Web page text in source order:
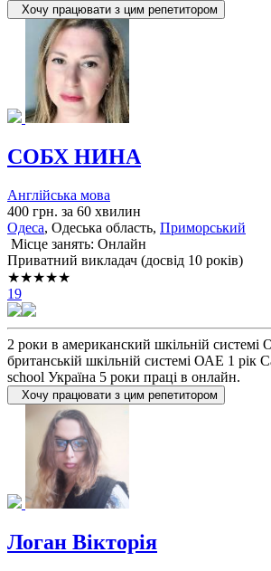
Хочу працювати з цим репетитором
СОБХ НИНА
Англійська мова
400 грн. за 60 хвилин
Одеса, Одеська область, Приморський
Місце занять: Онлайн
Приватний викладач (досвід 10 років)
★★★★★
19
2 роки в американский шкільній системі
британській шкільній системі ОАЕ 1 рік
school Україна 5 роки праці в онлайн.
Хочу працювати з цим репетитором
Логан Вікторія